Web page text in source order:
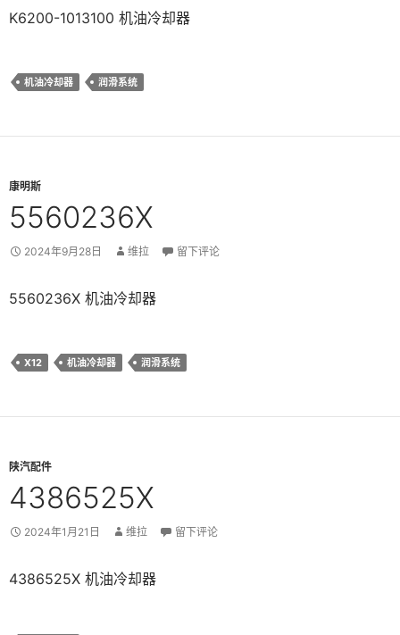
K6200-1013100 机油冷却器
机油冷却器 润滑系统
康明斯
5560236X
2024年9月28日 维拉 留下评论
5560236X 机油冷却器
X12 机油冷却器 润滑系统
陕汽配件
4386525X
2024年1月21日 维拉 留下评论
4386525X 机油冷却器